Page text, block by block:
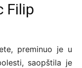
Filip
preminuo je u
saopštila je